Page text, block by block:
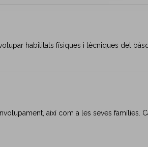
habilitats físiques i tècniques del
així com a les seves famílies.